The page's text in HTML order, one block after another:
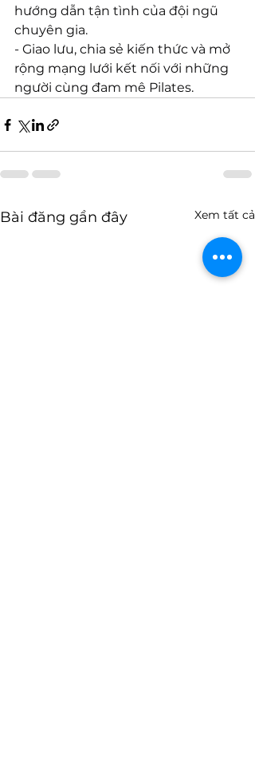
hướng dẫn tận tình của đội ngũ
chuyên gia.
- Giao lưu, chia sẻ kiến thức và mở
rộng mạng lưới kết nối với những
người cùng đam mê Pilates.
Bài đăng gần đây Xem tất cả